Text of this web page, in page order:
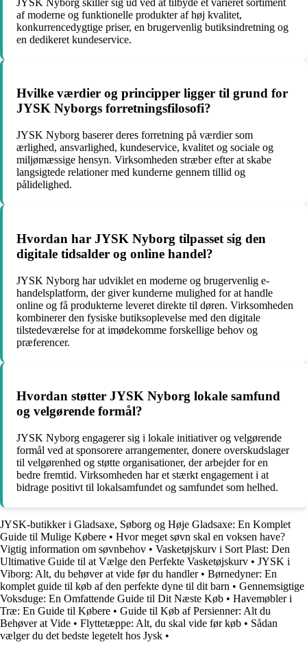
af moderne og funktionelle produkter af høj kvalitet,
konkurrencedygtige priser, en brugervenlig butiksindretning og
en dedikeret kundeservice.
Hvilke værdier og principper ligger til grund for
JYSK Nyborgs forretningsfilosofi?
JYSK Nyborg baserer deres forretning på værdier som
ærlighed, ansvarlighed, kundeservice, kvalitet og sociale og
miljømæssige hensyn. Virksomheden stræber efter at skabe
langsigtede relationer med kunderne gennem tillid og
pålidelighed.
Hvordan har JYSK Nyborg tilpasset sig den
digitale tidsalder og online handel?
JYSK Nyborg har udviklet en moderne og brugervenlig e-
handelsplatform, der giver kunderne mulighed for at handle
online og få produkterne leveret direkte til døren. Virksomheden
kombinerer den fysiske butiksoplevelse med den digitale
tilstedeværelse for at imødekomme forskellige behov og
præferencer.
Hvordan støtter JYSK Nyborg lokale samfund
og velgørende formål?
JYSK Nyborg engagerer sig i lokale initiativer og velgørende
formål ved at sponsorere arrangementer, donere overskudslager
til velgørenhed og støtte organisationer, der arbejder for en
bedre fremtid. Virksomheden har et stærkt engagement i at
bidrage positivt til lokalsamfundet og samfundet som helhed.
JYSK-butikker i Gladsaxe, Søborg og Høje Gladsaxe: En Komplet
Guide til Mulige Købere • Hvor meget søvn skal en voksen have?
Vigtig information om søvnbehov • Vasketøjskurv i Sort Plast: Den
Ultimative Guide til at Vælge den Perfekte Vasketøjskurv • JYSK i
Viborg: Alt, du behøver at vide før du handler• Børnedyner: En
komplet guide til køb af den perfekte dyne til dit barn • Gennemsigtige
Voksduge: En Omfattende Guide til Dit Næste Køb • Havemøbler i
Træ: En Guide til Købere • Guide til Køb af Persienner: Alt du
Behøver at Vide • Flyttetæppe: Alt, du skal vide før køb • Sådan
vælger du det bedste legetelt hos Jysk •